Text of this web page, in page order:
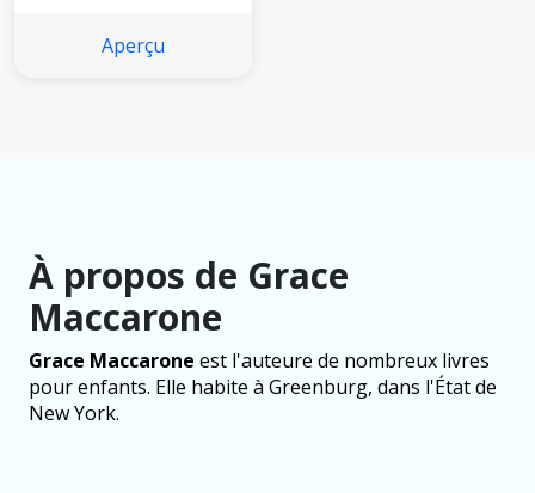
Aperçu
À propos de Grace
Maccarone
Grace Maccarone est l'auteure de nombreux livres
pour enfants. Elle habite à Greenburg, dans l'État de
New York.